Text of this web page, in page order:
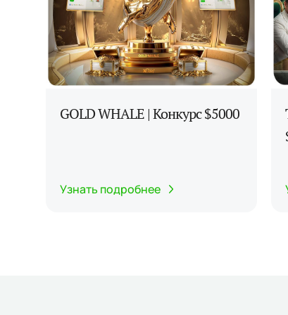
GOLD WHALE | Конкурс $5000
Узнать подробнее